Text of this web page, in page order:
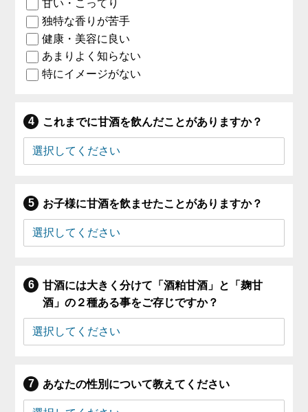
甘い・こってり
独特な香りが苦手
健康・美容に良い
あまりよく知らない
特にイメージがない
これまでに甘酒を飲んだことがありますか？
お子様に甘酒を飲ませたことがありますか？
甘酒には大きく分けて「酒粕甘酒」と「麹甘
酒」の２種ある事をご存じですか？
あなたの性別について教えてください